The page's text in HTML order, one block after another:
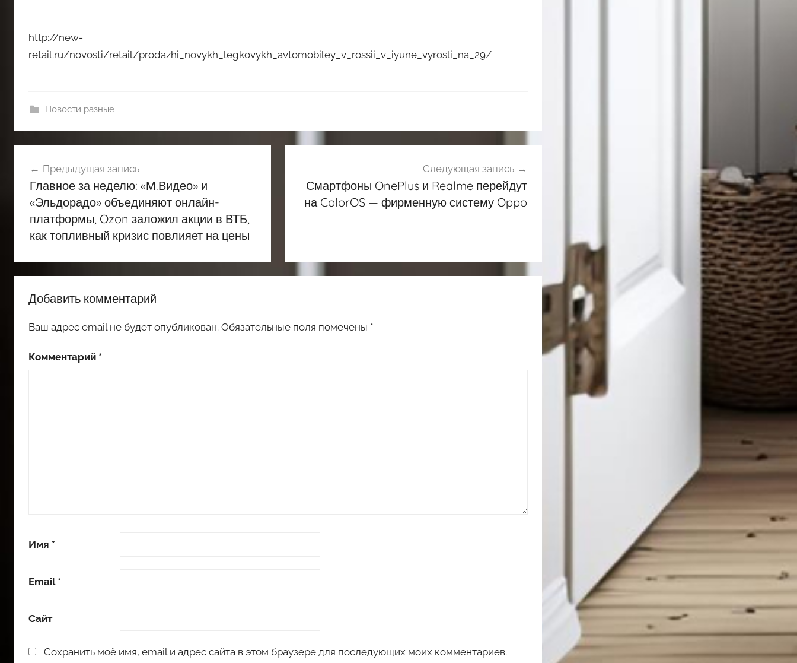
http://new-
retail.ru/novosti/retail/prodazhi_novykh_legkovykh_avtomobiley_v_rossii_v_iyune_vyrosli_na_29/
Новости разные
по
записям
Предыдущая запись
Главное за неделю: «М.Видео» и
«Эльдорадо» объединяют онлайн-
платформы, Ozon заложил акции в ВТБ,
как топливный кризис повлияет на цены
Следующая запись
Смартфоны OnePlus и Realme перейдут
на ColorOS — фирменную систему Oppo
Добавить комментарий
Ваш адрес email не будет опубликован. Обязательные поля помечены *
Комментарий *
Имя *
Email *
Сайт
Сохранить моё имя, email и адрес сайта в этом браузере для последующих моих комментариев.